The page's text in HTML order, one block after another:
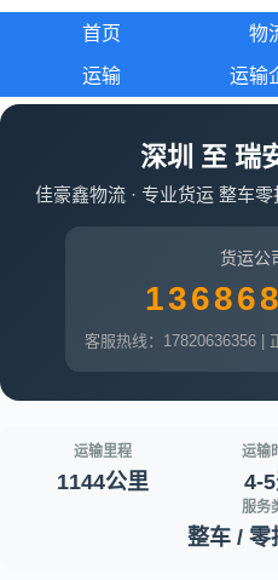
首页 物
运输 运输
深圳 至 瑞
佳豪鑫物流 · 专业货运 整车
货运公
客服热线：17820636356 |
运输里程
1144公里
运输
4-
服务
整车 / 零